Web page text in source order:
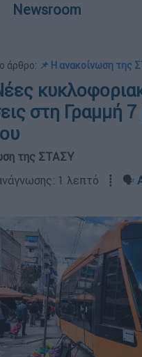
Newsroom
άρθρο: 📌 Η ανακοίνωση της
στη Γραμμή 7
της ΣΤΑΣΥ
1 λεπτό ┋ 🗣️